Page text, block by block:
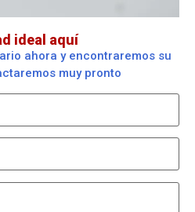
ideal aquí
ahora y encontraremos su
muy pronto